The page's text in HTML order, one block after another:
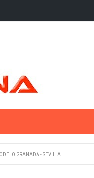
GRANADA - SEVILLA